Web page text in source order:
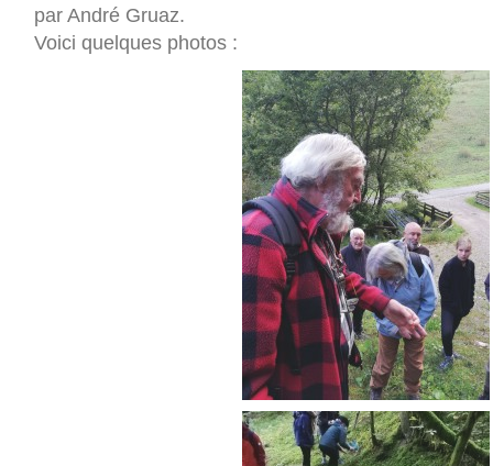
par André Gruaz.
Voici quelques photos :